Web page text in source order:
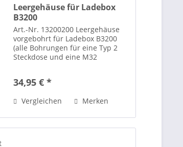
Leergehäuse für Ladebox
B3200
Art.-Nr. 13200200 Leergehäuse
vorgebohrt für Ladebox B3200
(alle Bohrungen für eine Typ 2
Steckdose und eine M32
284mm / Breite = 222mm / Höhe
breite...
34,95 € *
Vergleichen Merken